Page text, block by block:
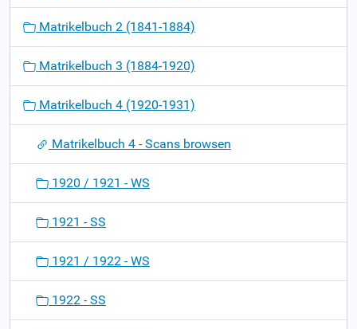
o
Matrikelbuch 2 (1841-1884)
Matrikelbuch 3 (1884-1920)
Matrikelbuch 4 (1920-1931)
Matrikelbuch 4 - Scans browsen
1920 / 1921 - WS
1921 - SS
1921 / 1922 - WS
1922 - SS